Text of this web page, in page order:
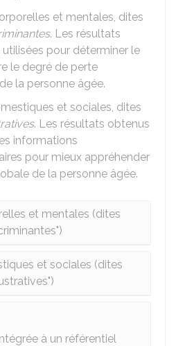
et mentales, dites
. Les résultats
pour déterminer le
le degré de perte
la personne âgée.
et sociales, dites
. Les résultats obtenus
informations
pour mieux appréhender
de la personne âgée.
et mentales (dites
et sociales (dites
à un référentiel